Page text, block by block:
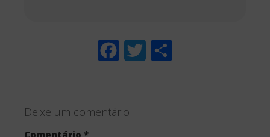
e
Deixe um comentário
Comentário *